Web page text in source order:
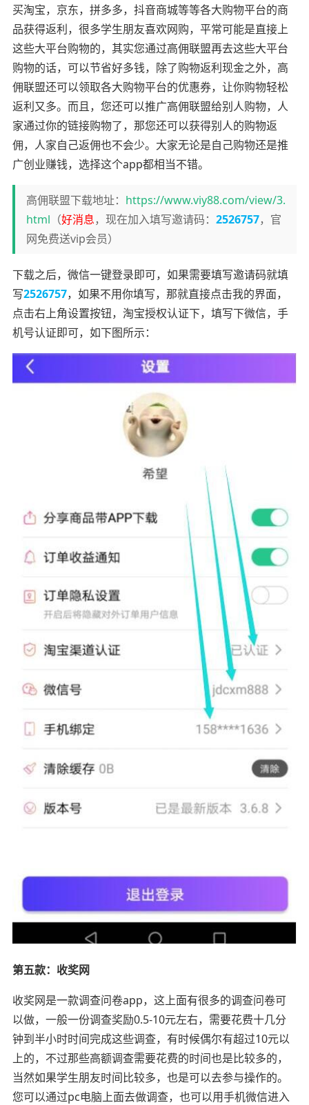
买淘宝，京东，拼多多，抖音商城等等各大购物平台的商
品获得返利，很多学生朋友喜欢网购，平常可能是直接上
这些大平台购物的，其实您通过高佣联盟再去这些大平台
购物的话，可以节省好多钱，除了购物返利现金之外，高
佣联盟还可以领取各大购物平台的优惠券，让你购物轻松
返利又多。而且，您还可以推广高佣联盟给别人购物，人
家通过你的链接购物了，那您还可以获得别人的购物返
佣，人家自己返佣也不会少。大家无论是自己购物还是推
广创业赚钱，选择这个app都相当不错。
高佣联盟下载地址： https://www.viy88.com/view/3.
html （好消息，现在加入填写邀请码： 2526757，官
网免费送vip会员）
下载之后，微信一键登录即可，如果需要填写邀请码就填
写2526757，如果不用你填写，那就直接点击我的界面，
点击右上角设置按钮，淘宝授权认证下，填写下微信，手
机号认证即可，如下图所示：
第五款：收奖网
收奖网是一款调查问卷app，这上面有很多的调查问卷可
以做，一般一份调查奖励0.5-10元左右，需要花费十几分
钟到半小时时间完成这些调查，有时候偶尔有超过10元以
上的，不过那些高额调查需要花费的时间也是比较多的，
当然如果学生朋友时间比较多，也是可以去参与操作的。
您可以通过pc电脑上面去做调查，也可以用手机微信进入